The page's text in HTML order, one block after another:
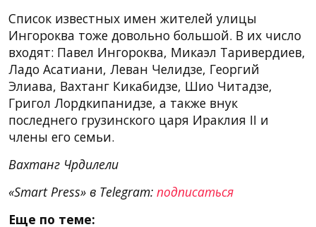
Список известных имен жителей улицы
Ингороква тоже довольно большой. В их число
входят: Павел Ингороква, Микаэл Таривердиев,
Ладо Асатиани, Леван Челидзе, Георгий
Элиава, Вахтанг Кикабидзе, Шио Читадзе,
Григол Лордкипанидзе, а также внук
последнего грузинского царя Ираклия II и
члены его семьи.
Вахтанг Чрдилели
«Smart Press» в Telegram: подписаться
Еще по теме: